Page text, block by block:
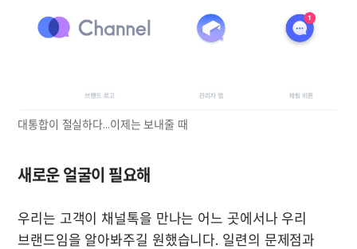
대통합이 절실하다...이제는 보내줄 때
새로운 얼굴이 필요해
우리는 고객이 채널톡을 만나는 어느 곳에서나 우리
브랜드임을 알아봐주길 원했습니다. 일련의 문제점과